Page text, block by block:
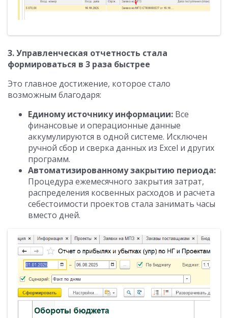
3. Управленческая отчетность стала
формироваться в 3 раза быстрее
Это главное достижение, которое стало
возможным благодаря:
Единому источнику информации: Все
финансовые и операционные данные
аккумулируются в одной системе. Исключен
ручной сбор и сверка данных из Excel и других
программ.
Автоматизированному закрытию периода:
Процедура ежемесячного закрытия затрат,
распределения косвенных расходов и расчета
себестоимости проектов стала занимать часы
вместо дней.